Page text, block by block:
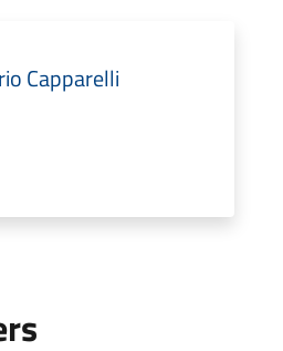
Capparelli